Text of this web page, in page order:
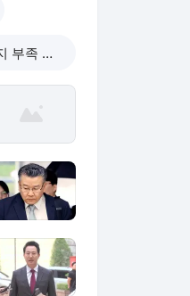
투표용지 부족 사태